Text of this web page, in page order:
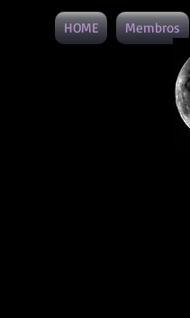
HOME Membros